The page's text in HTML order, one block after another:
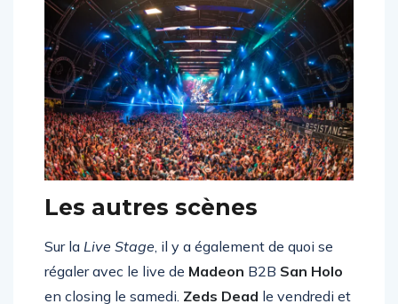
Sur la Live Stage
, il y a également de quoi se
régaler avec le live deMadeon B2B
San Holo